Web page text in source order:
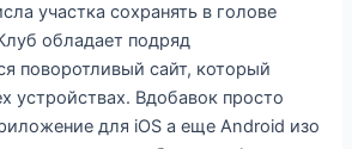
участка сохранять в голове
обладает подряд
поворотливый сайт, который
устройствах. Вдобавок просто
для iOS а еще Android изо